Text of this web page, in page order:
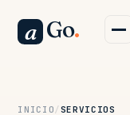
a Go.
INICIO / SERVICIOS